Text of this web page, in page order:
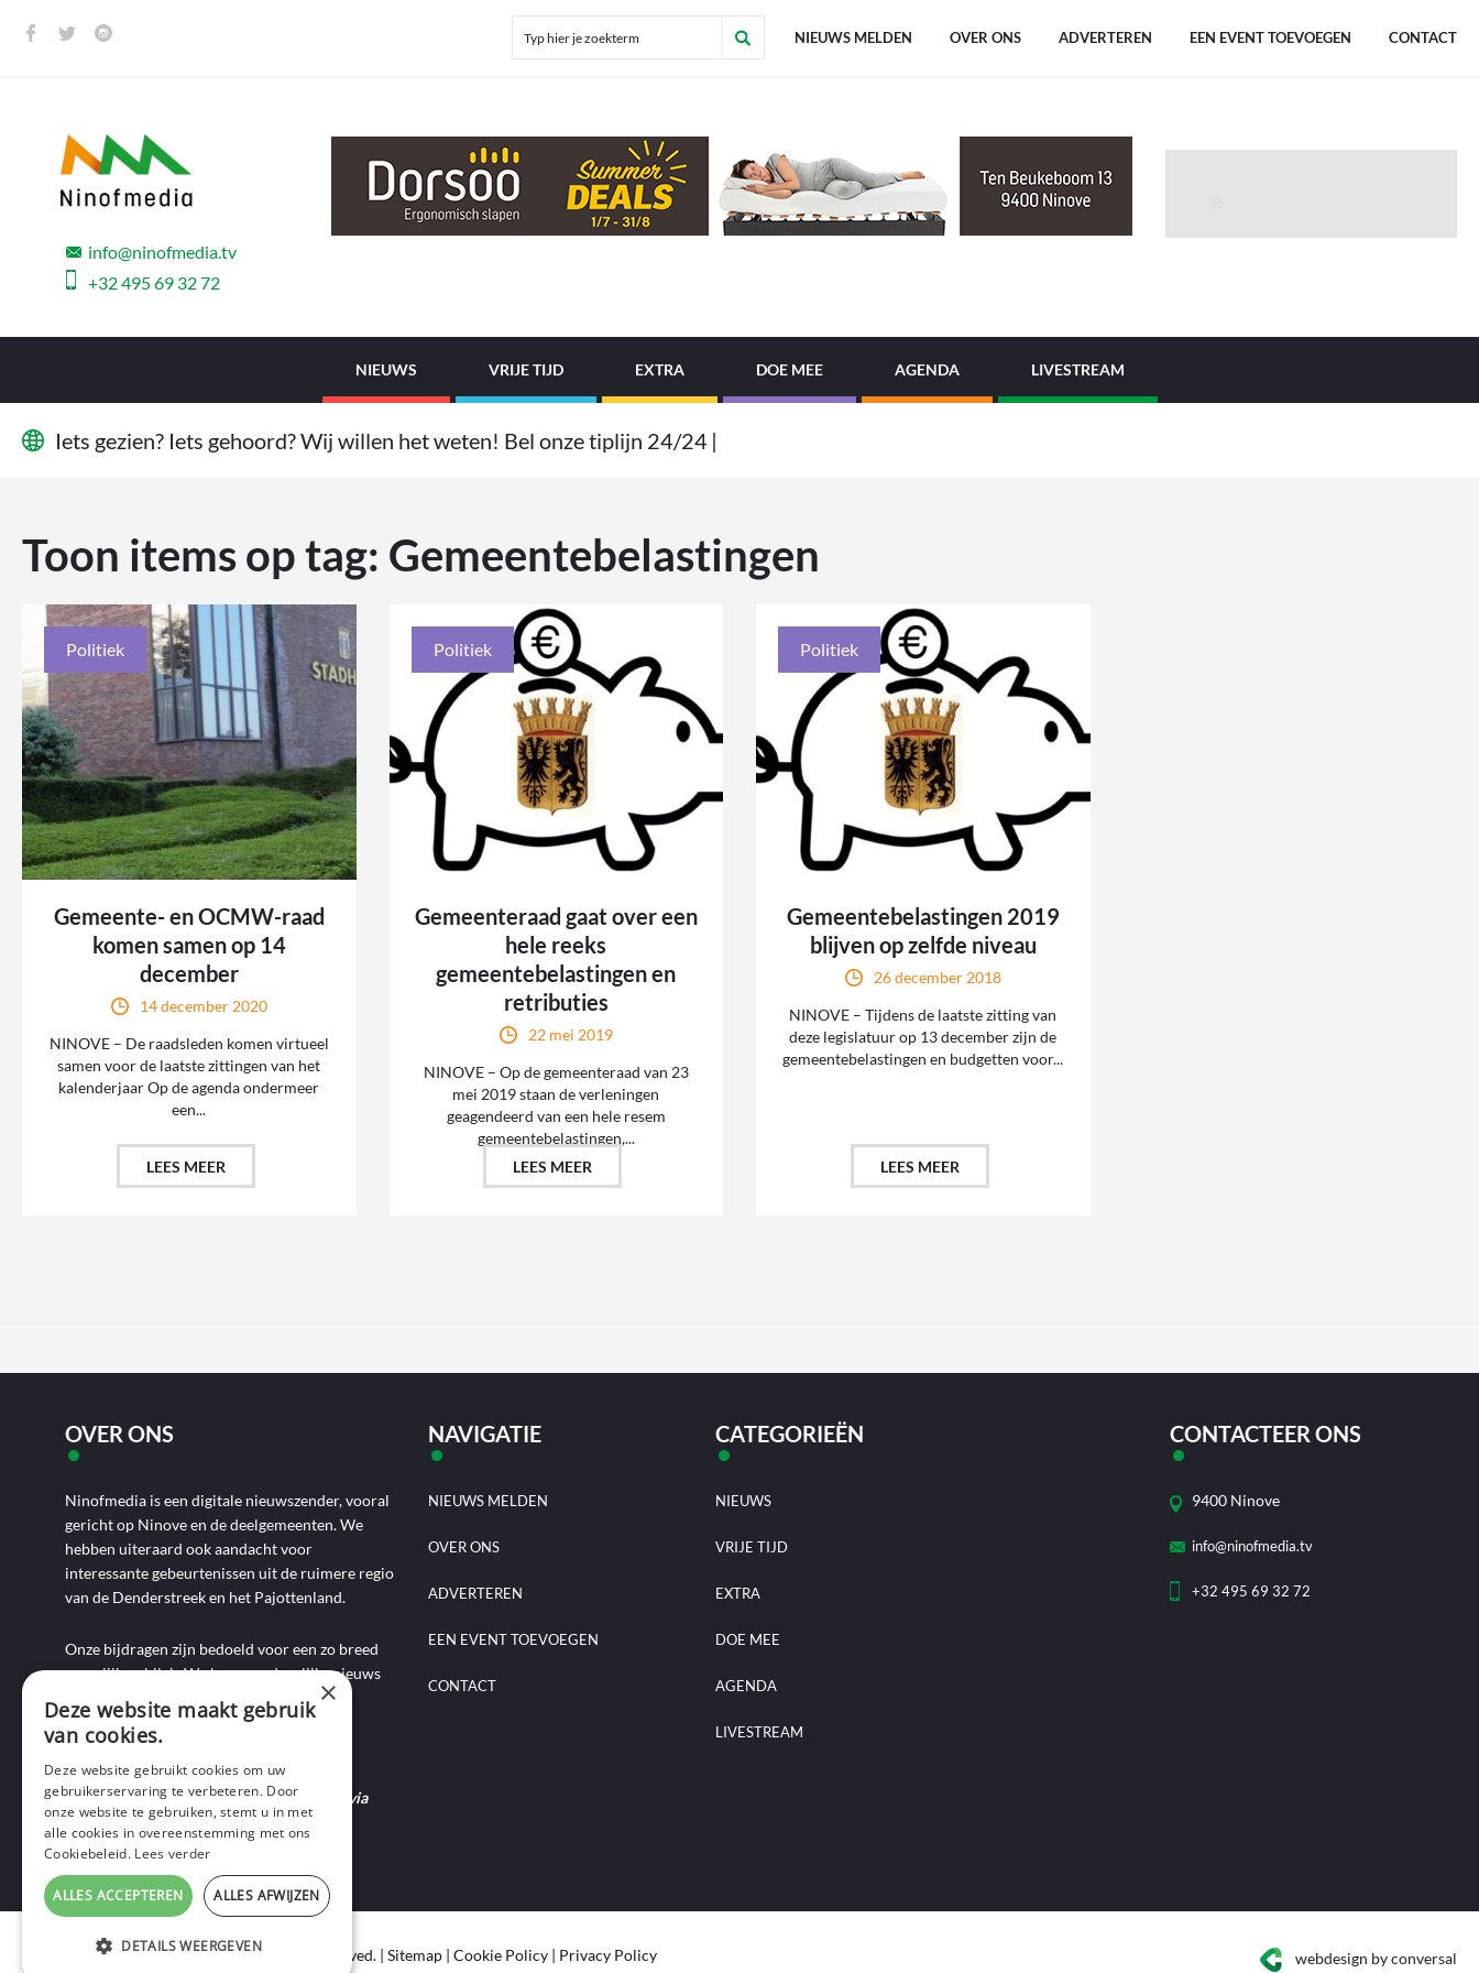
NIEUWS MELDEN OVER ONS ADVERTEREN EEN EVENT TOEVOEGEN CONTACT
info@ninofmedia.tv
+32 495 69 32 72
NIEUWS VRIJE TIJD EXTRA DOE MEE AGENDA LIVESTREAM
Iets gezien? Iets gehoord?Wij willen hetweten! Bel onzeti
Toon items op tag: Gemeentebelastingen
Politiek
Gemeente- en OCMW-raad
komen samen op 14
december
14 december 2020
NINOVE – De raadsleden komen virtueel
samen voor de laatste zittingen van het
kalenderjaar Op de agenda ondermeer
een...
LEES MEER
Politiek
Gemeenteraad gaat over een
hele reeks
gemeentebelastingen en
retributies
22 mei 2019
NINOVE – Op de gemeenteraad van 23
mei 2019 staan de verleningen
geagendeerd van een hele resem
gemeentebelastingen,...
LEES MEER
Politiek
Gemeentebelastingen 2019
blijven op zelfde niveau
26 december 2018
NINOVE – Tijdens de laatste zitting van
deze legislatuur op 13 december zijn de
gemeentebelastingen en budgetten voor...
LEES MEER
OVER ONS
Ninofmedia is een digitale nieuwszender, vooral
gericht op Ninove en de deelgemeenten. We
hebben uiteraard ook aandacht voor
interessante gebeurtenissen uit de ruimere regio
van de Denderstreek en het Pajottenland.
Onze bijdragen zijn bedoeld voor een zo breed
mogelijk publiek. We brengen dagelijks nieuws
aan de hand van artikels, foto-, audio- en
videoverslagen, interviews, reportages en
commentaarstukken.
Heb je nieuws te melden? Contacteer ons via
mail of bel ons op 0495-69 32 72.
NAVIGATIE
NIEUWS MELDEN
OVER ONS
ADVERTEREN
EEN EVENT TOEVOEGEN
CONTACT
CATEGORIEËN
NIEUWS
VRIJE TIJD
EXTRA
DOE MEE
AGENDA
LIVESTREAM
CONTACTEER ONS
9400 Ninove
info@ninofmedia.tv
+32 495 69 32 72
Copyright © 2020 Ninof Media. All Rights Reserved. | Sitemap | Cookie Policy | Privacy Policy webdesign by conversal
×
Deze website maakt gebruik
van cookies.
Deze website gebruikt cookies om uw
gebruikerservaring te verbeteren. Door
onze website te gebruiken, stemt u in met
alle cookies in overeenstemming met ons
Cookiebeleid. Lees verder
ALLES ACCEPTEREN ALLES AFWIJZEN
DETAILS WEERGEVEN